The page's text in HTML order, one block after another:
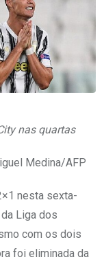
nas quartas
Medina/AFP
nesta sexta-
Liga dos
com os dois
foi eliminada da